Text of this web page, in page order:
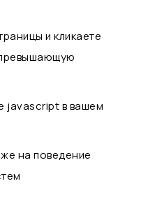
и кликаете
javascript в вашем
на поведение